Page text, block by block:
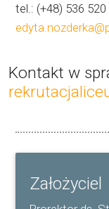
tel.: (+48) 536 520
Kontakt w
Założyciel